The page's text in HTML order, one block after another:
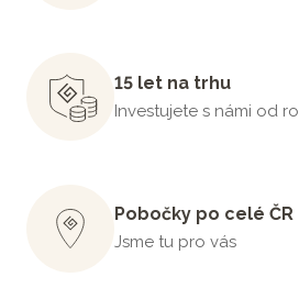
15 let na trhu
Investujete s námi od
Pobočky po celé ČR
Jsme tu pro vás